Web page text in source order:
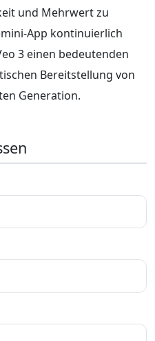
und Mehrwert zu
App kontinuierlich
3 einen bedeutenden
Bereitstellung von
Generation.